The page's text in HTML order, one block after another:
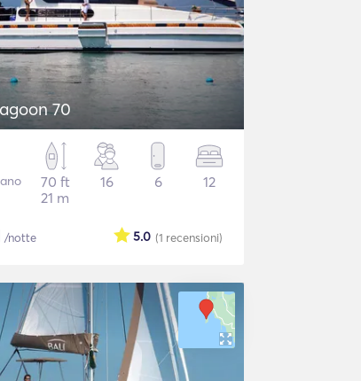
70
70 ft
21 m
16 6 12
/notte (1 recensioni)
5.0